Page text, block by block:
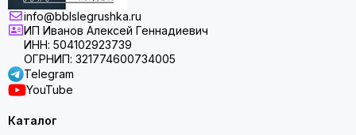
info@bblslegrushka.ru
ИП Иванов Алексей Геннадиевич
ИНН: 504102923739
ОГРНИП: 321774600734005
Telegram
YouTube
Каталог